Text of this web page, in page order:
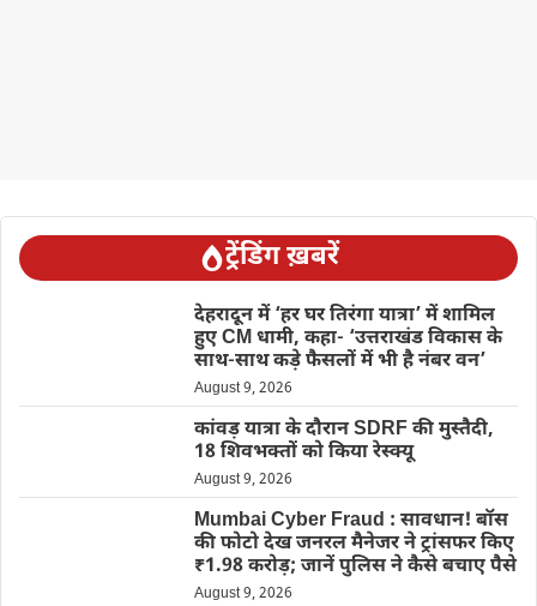
ट्रेंडिंग ख़बरें
देहरादून में ‘हर घर तिरंगा यात्रा’ में शामिल
हुए CM धामी, कहा- ‘उत्तराखंड विकास के
साथ-साथ कड़े फैसलों में भी है नंबर वन’
August 9, 2026
कांवड़ यात्रा के दौरान SDRF की मुस्तैदी,
18 शिवभक्तों को किया रेस्क्यू
August 9, 2026
Mumbai Cyber Fraud : सावधान! बॉस
की फोटो देख जनरल मैनेजर ने ट्रांसफर किए
₹1.98 करोड़; जानें पुलिस ने कैसे बचाए पैसे
August 9, 2026